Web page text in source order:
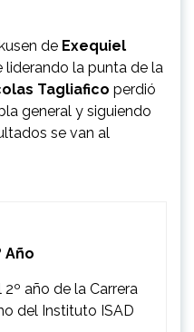
de Exequiel
liderando la punta de la
Tagliafico perdió
general y siguiendo
se van al
Año
año de la Carrera
del Instituto ISAD